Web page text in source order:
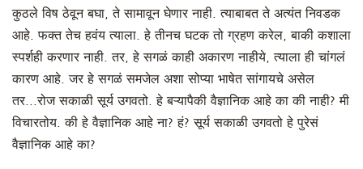
कुठले विष ठेवून बघा, ते सामावून घेणार नाही. त्याबाबत ते अत्यंत निवडक
आहे. फक्त तेच हवंय त्याला. हे तीनच घटक तो ग्रहण करेल, बाकी कशाला
स्पर्शही करणार नाही. तर, हे सगळं काही अकारण नाहीये, त्याला ही चांगलं
कारण आहे. जर हे सगळं समजेल अशा सोप्या भाषेत सांगायचे असेल
तर...रोज सकाळी सूर्य उगवतो. हे बऱ्यापैकी वैज्ञानिक आहे का की नाही? मी
विचारतोय. की हे वैज्ञानिक आहे ना? हं? सूर्य सकाळी उगवतो हे पुरेसं
वैज्ञानिक आहे का?